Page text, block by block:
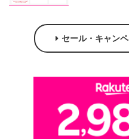
セール・キャン